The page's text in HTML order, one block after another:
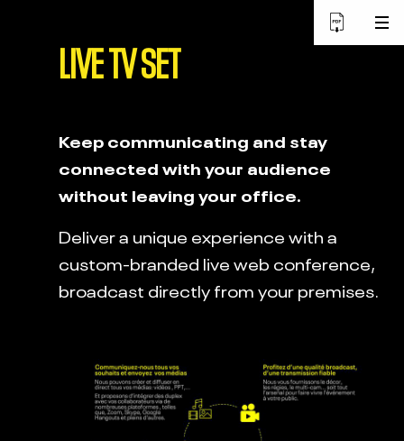
LIVE TV SET
Keep communicating and stay
connected with your audience
without leaving your office.
Deliver a unique experience with a
custom-branded live web conference,
broadcast directly from your premises.